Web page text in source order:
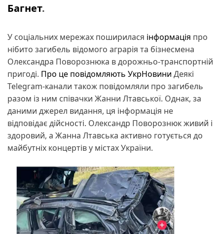
Багнет.
У соціальних мережах поширилася інформація про
нібито загибель відомого аграрія та бізнесмена
Олександра Поворознюка в дорожньо-транспортній
пригоді. Про це повідомляють УкрНовини Деякі
Telegram-канали також повідомляли про загибель
разом із ним співачки Жанни Лтавської. Однак, за
даними джерел видання, ця інформація не
відповідає дійсності. Олександр Поворознюк живий і
здоровий, а Жанна Лтавська активно готується до
майбутніх концертів у містах України.